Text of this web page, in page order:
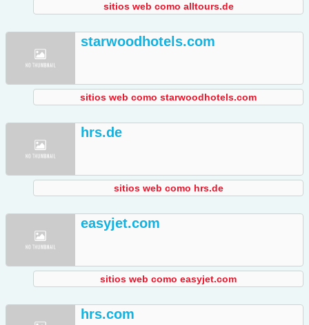
sitios web como alltours.de
starwoodhotels.com
sitios web como starwoodhotels.com
hrs.de
sitios web como hrs.de
easyjet.com
sitios web como easyjet.com
hrs.com